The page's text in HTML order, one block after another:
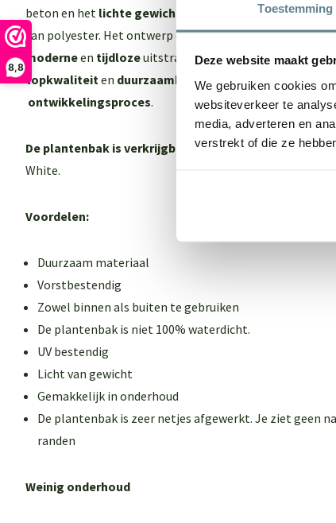
Toestemming
Deze website maakt
We gebruiken cookies
websiteverkeer te
media, adverteren en
verstrekt of die ze
8,8
beton en het lichte gewich sterken
van polyester. Het ontwerp en de kleur van de Luca
moderneen tijdlozeuitstraling. Een echte eyecatcher in
topkwaliteit en duurzaamheiddankzij een intensief
ontwikkelingsproces.
De plantenbak is verkrijgbaar in 3 kleuren:Antraciet,
White.
Voordelen:
Duurzaam materiaal
Vorstbestendig
Zowel binnen als buiten te gebruiken
De plantenbak is niet 100% waterdicht.
UV bestendig
Licht van gewicht
Gemakkelijk in onderhoud
De plantenbak is zeer netjes afgewerkt. Je ziet geen
randen
Weinig onderhoud